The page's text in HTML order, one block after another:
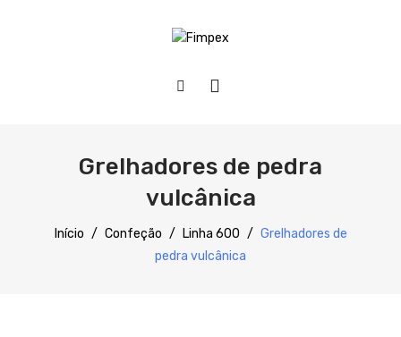
QUEM SOMOS
PRODUTOS
Preparação
Refrigeração
Grelhadores de pedra
vulcânica
Início / Confeção / Linha 600 / Grelhadores de
pedra vulcânica